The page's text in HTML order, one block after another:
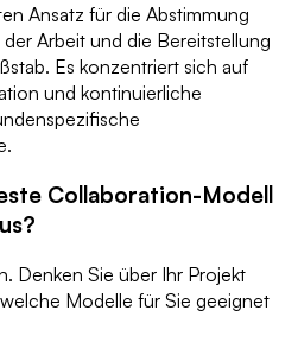
Ansatz für die Abstimmung
Arbeit und die Bereitstellung
Es konzentriert sich auf
und kontinuierliche
Collaboration-Modell
Denken Sie über Ihr Projekt
Modelle für Sie geeignet